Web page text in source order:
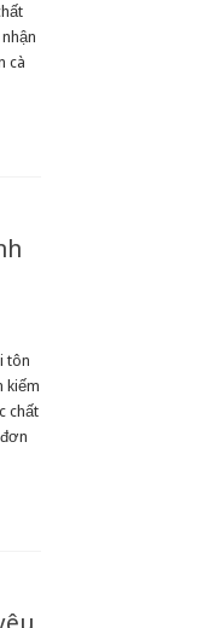
cà
tôn
kiếm
chất